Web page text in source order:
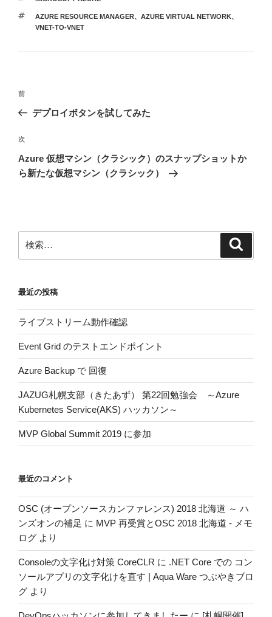
ゴ
リ
タ
グ
AZURE RESOURCE MANAGER、 AZURE VIRTUAL NETWORK、
VNET-TO-VNET
投
ナ
ビ
ゲ
ー
前
の
稿
前
デプロイボタンを試してみた
次
の
投
次
Azure 仮想マシン（クラシック）のスナップショットか
ら新たな仮想マシン（クラシック）
索:
最近の投稿
ライブストリーム動作確認
Event Grid のテストエンドポイント
Azure Backup で 回復
JAZUG札幌支部（きたあず） 第22回勉強会 ～Azure
Kubernetes Service(AKS) ハッカソン～
MVP Global Summit 2019 に参加
最近のコメント
OSC (オープンソースカンファレンス) 2018 北海道 ～ ハ
ンズオンの補足 に MVP 再受賞とOSC 2018 北海道 - メモ
ログ より
Consoleの文字化け対策 CoreCLR に .NET Core での コン
ソールアプリの文字化けを直す | Aqua Ware つぶやきブロ
グ より